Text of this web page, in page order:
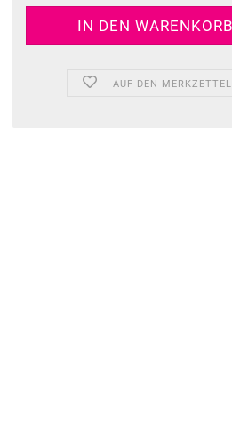
AUF DEN MERKZETTEL